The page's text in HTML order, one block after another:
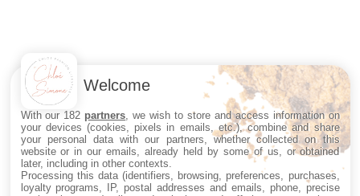
Welcome
With our 182 partners , we wish to store and access information on
your devices (cookies, pixels in emails, etc.), combine and share
your personal data with our partners, whether collected on this
website or in our emails, already held by some of us, or obtained
later, including in other contexts.
Processing this data (identifiers, browsing, preferences, purchases,
loyalty programs, IP, postal addresses and emails, phone, precise